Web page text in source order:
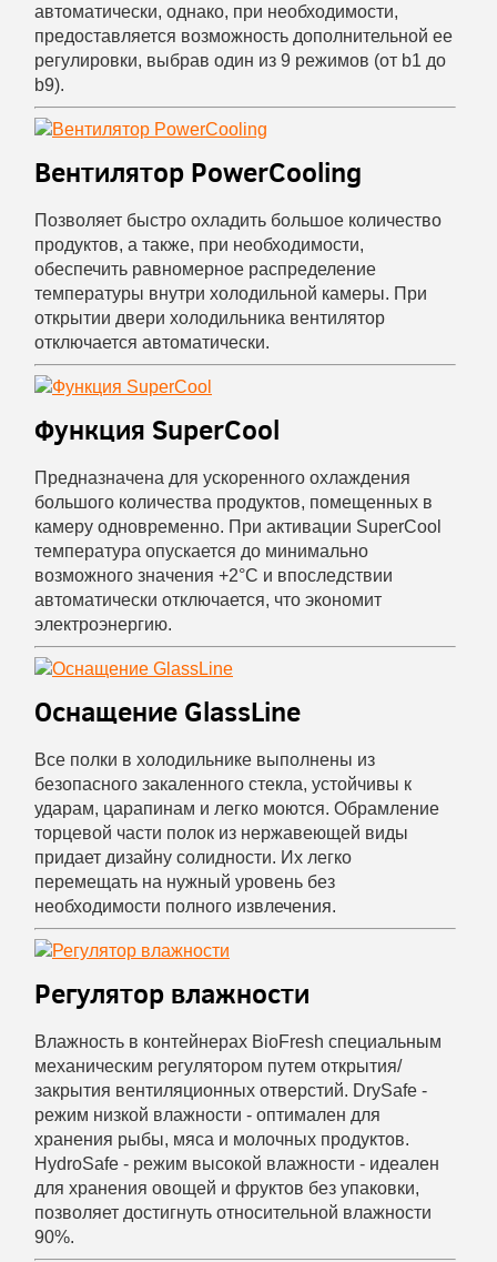
автоматически, однако, при необходимости,
предоставляется возможность дополнительной ее
регулировки, выбрав один из 9 режимов (от b1 до
b9).
Вентилятор PowerCooling
Позволяет быстро охладить большое количество
продуктов, а также, при необходимости,
обеспечить равномерное распределение
температуры внутри холодильной камеры. При
открытии двери холодильника вентилятор
отключается автоматически.
Функция SuperCool
Предназначена для ускоренного охлаждения
большого количества продуктов, помещенных в
камеру одновременно. При активации SuperCool
температура опускается до минимально
возможного значения +2°С и впоследствии
автоматически отключается, что экономит
электроэнергию.
Оснащение GlassLine
Все полки в холодильнике выполнены из
безопасного закаленного стекла, устойчивы к
ударам, царапинам и легко моются. Обрамление
торцевой части полок из нержавеющей виды
придает дизайну солидности. Их легко
перемещать на нужный уровень без
необходимости полного извлечения.
Регулятор влажности
Влажность в контейнерах BioFresh специальным
механическим регулятором путем открытия/
закрытия вентиляционных отверстий. DrySafe -
режим низкой влажности - оптимален для
хранения рыбы, мяса и молочных продуктов.
HydroSafe - режим высокой влажности - идеален
для хранения овощей и фруктов без упаковки,
позволяет достигнуть относительной влажности
90%.